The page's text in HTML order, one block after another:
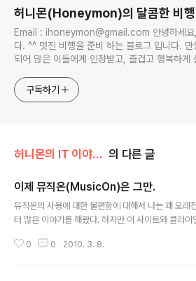
허니몬(Honeymon)의 달콤한 비행
Email : ihoneymon@gmail.com 안녕하세요,
다. ^^ 멋진 비행을 준비 하는 블로그 입니다. 만
되어 많은 이들에게 인정받고, 즐겁고 행복하게
지켜봐주세요!! ^^
구독하기
허니몬의 IT 이야기/프로그래머, '코드 엔지니어' 의 다른 글
이제 뮤직온(MusicOn)은 그만.
뮤직온의 사용에 대한 불편함에 대해서 나는 꽤 오래
터 많은 이야기를 해왔다. 하지만 이 사이트와 클라이
나도 개발자이기도 하지만, 이런 불편한 사용성을 사용
0 0 2010. 3. 8.